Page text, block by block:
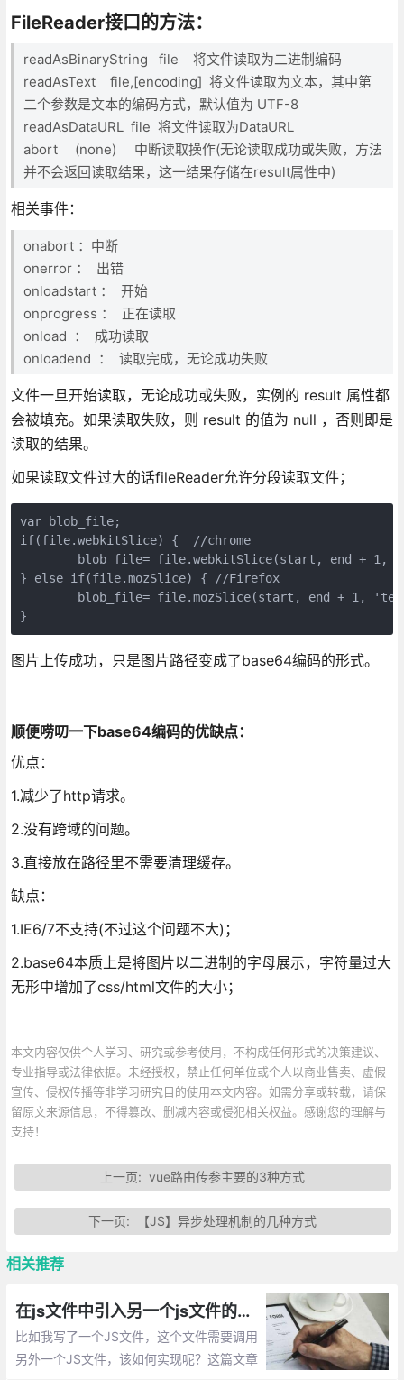
FileReader接口的方法：
readAsBinaryString file 将文件读取为二进制编码
readAsText file,[encoding] 将文件读取为文本，其中第
二个参数是文本的编码方式，默认值为 UTF-8
readAsDataURL file 将文件读取为DataURL
abort (none) 中断读取操作(无论读取成功或失败，方法
并不会返回读取结果，这一结果存储在result属性中)
相关事件：
onabort ：中断
onerror ： 出错
onloadstart ： 开始
onprogress ： 正在读取
onload ： 成功读取
onloadend ： 读取完成，无论成功失败
文件一旦开始读取，无论成功或失败，实例的 result 属性都
会被填充。如果读取失败，则 result 的值为 null ，否则即是
读取的结果。
如果读取文件过大的话fileReader允许分段读取文件；
var blob_file;
if(file.webkitSlice) {  //chrome
blob_file= file.webkitSlice(start, end + 1,
} else if(file.mozSlice) { //Firefox
blob_file= file.mozSlice(start, end + 1,
}
图片上传成功，只是图片路径变成了base64编码的形式。
顺便唠叨一下base64编码的优缺点：
优点：
1.减少了http请求。
2.没有跨域的问题。
3.直接放在路径里不需要清理缓存。
缺点：
1.IE6/7不支持(不过这个问题不大)；
2.base64本质上是将图片以二进制的字母展示，字符量过大
无形中增加了css/html文件的大小；
本文内容仅供个人学习、研究或参考使用，不构成任何形式的决策建议、
专业指导或法律依据。未经授权，禁止任何单位或个人以商业售卖、虚假
宣传、侵权传播等非学习研究目的使用本文内容。如需分享或转载，请保
留原文来源信息，不得篡改、删减内容或侵犯相关权益。感谢您的理解与
支持！
上一页:vue路由传参主要的3种方式
下一页: 【JS】异步处理机制的几种方式
相关推荐
在js文件中引入另一个js文件的实现方法总汇
比如我写了一个JS文件，这个文件需要调用
另外一个JS文件，该如何实现呢？这篇文章